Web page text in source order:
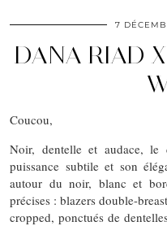
7
DANA RIAD
Coucou,
Noir, dentelle et audace,
puissance subtile et son
autour du noir, blanc et
précises : blazers double-
cropped, ponctués de